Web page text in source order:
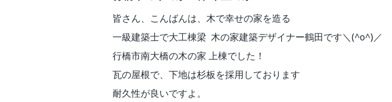
皆さん、こんばんは、木で幸せの家を造る
一級建築士で大工棟梁 木の家建築デザイナー鶴田です＼(^o^)／
行橋市南大橋の木の家 上棟でした！
瓦の屋根で、下地は杉板を採用しております
耐久性が良いですよ。